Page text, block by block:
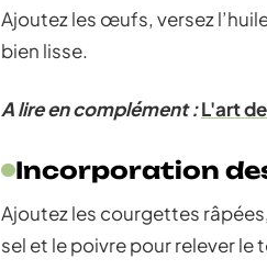
Ajoutez les œufs, versez
bien lisse.
A lire en complément :L'art
Incorporation
Ajoutez les courgettes
sel et le poivre pour relever le